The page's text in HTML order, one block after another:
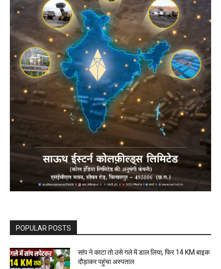
POPULAR POSTS
सांप ने काटा तो उसे गले में डाल लिया, फिर 14 KM बाइक
दौड़ाकर पहुंचा अस्पताल